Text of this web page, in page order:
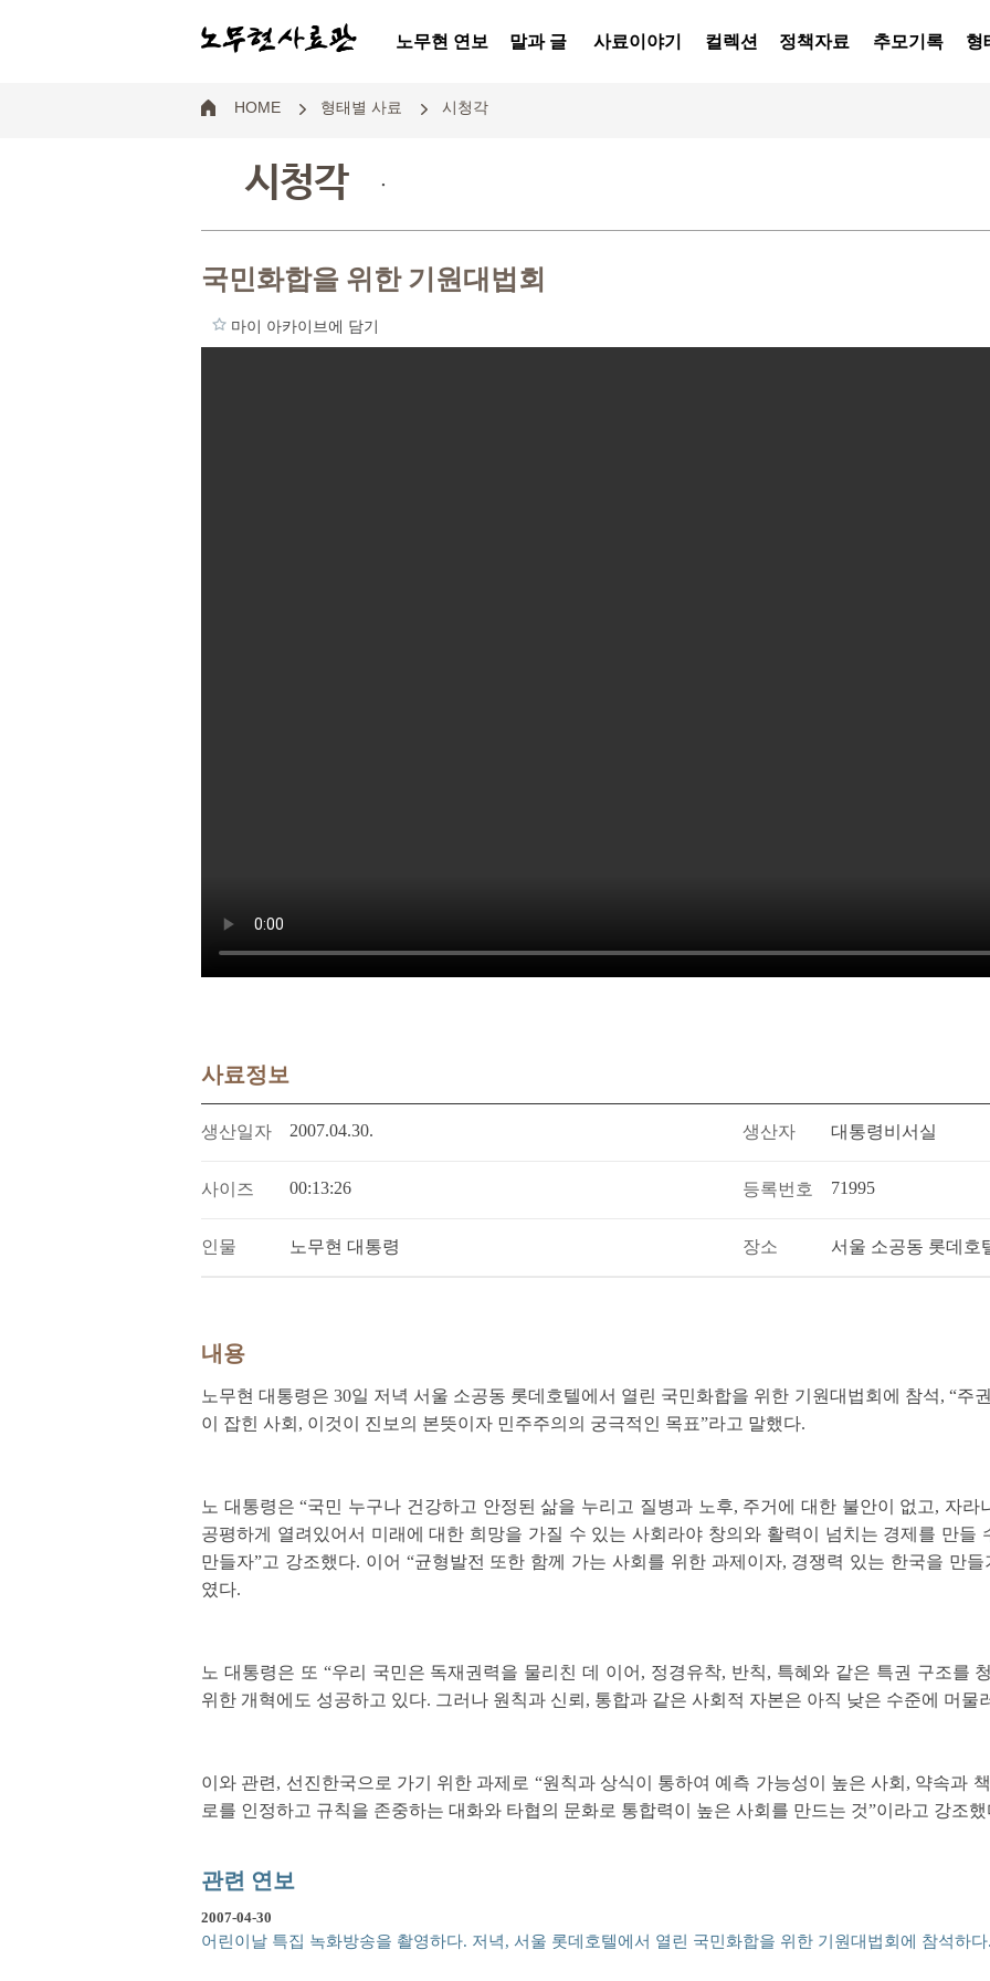
노무현 연보 말과 글 사료이야기 컬렉션 정책자료 추모기록 형
HOME 형태별 사료 시청각
시청각 .
국민화합을 위한 기원대법회
마이 아카이브에 담기
사료정보
생산일자 2007.04.30. 생산자 대통령비서실
사이즈 00:13:26 등록번호 71995
인물 노무현 대통령 장소 서울 소공동 롯데호
내용
노무현 대통령은 30일 저녁 서울 소공동 롯데호텔에서 열린 국민화합을 위한 기원대법회에 참석, “주
이 잡힌 사회, 이것이 진보의 본뜻이자 민주주의의 궁극적인 목표”라고 말했다.
노 대통령은 “국민 누구나 건강하고 안정된 삶을 누리고 질병과 노후, 주거에 대한 불안이 없고, 자
공평하게 열려있어서 미래에 대한 희망을 가질 수 있는 사회라야 창의와 활력이 넘치는 경제를 만들
만들자”고 강조했다. 이어 “균형발전 또한 함께 가는 사회를 위한 과제이자, 경쟁력 있는 한국을 만
였다.
노 대통령은 또 “우리 국민은 독재권력을 물리친 데 이어, 정경유착, 반칙, 특혜와 같은 특권 구조를
위한 개혁에도 성공하고 있다. 그러나 원칙과 신뢰, 통합과 같은 사회적 자본은 아직 낮은 수준에 머물
이와 관련, 선진한국으로 가기 위한 과제로 “원칙과 상식이 통하여 예측 가능성이 높은 사회, 약속과
로를 인정하고 규칙을 존중하는 대화와 타협의 문화로 통합력이 높은 사회를 만드는 것”이라고 강조했
관련 연보
2007-04-30
어린이날 특집 녹화방송을 촬영하다. 저녁, 서울 롯데호텔에서 열린 국민화합을 위한 기원대법회에 참석하다.